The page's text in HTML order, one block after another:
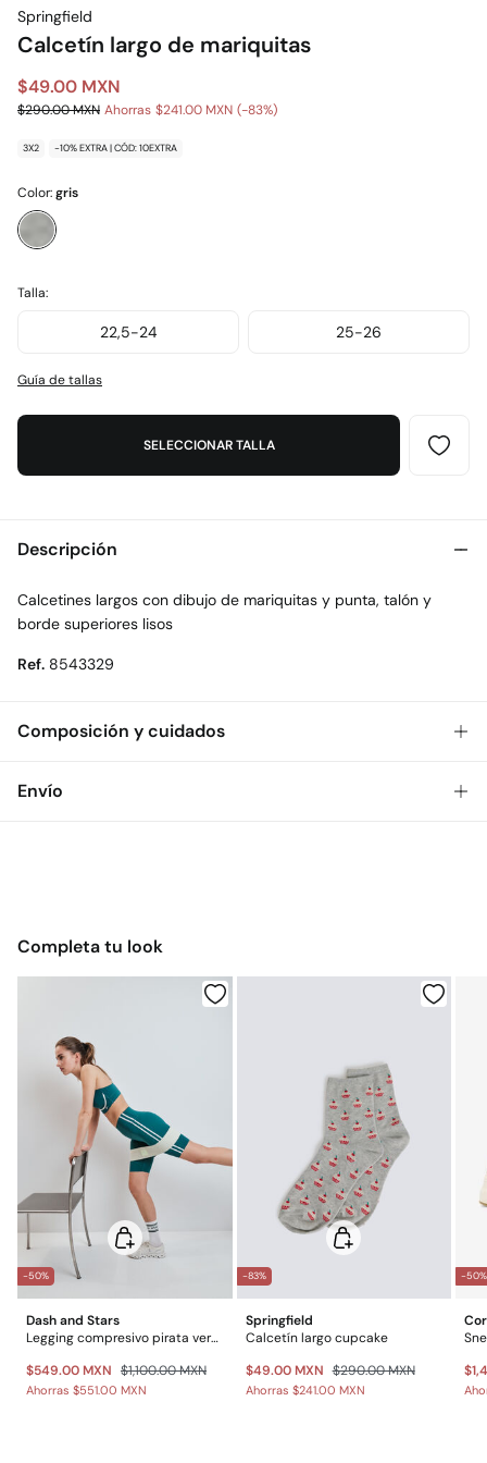
Springfield
Calcetín largo de mariquitas
$49.00 MXN
$290.00 MXN Ahorras $241.00 MXN 83
3X2 -10% EXTRA | CÓD: 10EXTRA
Color:gris
Talla:
22,5-24 25-26
Guía de tallas
SELECCIONAR TALLA
Descripción
Calcetines largos con dibujo de mariquitas y punta, talón y
borde superiores lisos
Ref. 8543329
Composición y cuidados
Composición
Planchado suave
Envío
CDMX y Área Metropolitana: 1-2 días.
Gratis en pedidos superiores a $699
Otros estados de la República Mexicana: 2-5 días
$ 55
*Días laborables (L-V).
Completa tu look
-50%
Dash and Stars
Legging compresivo pirata verde
$549.00 MXN $1,100.00 MXN
Ahorras $551.00 MXN
-83%
Springfield
Calcetín largo cupcake
$49.00 MXN $290.00 MXN
Ahorras $241.00 MXN
-50%